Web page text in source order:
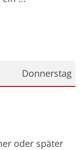
Donnerstag
oder später